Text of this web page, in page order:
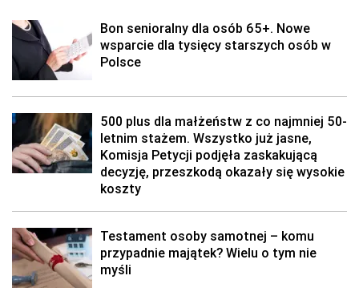
Bon senioralny dla osób 65+. Nowe
wsparcie dla tysięcy starszych osób w
Polsce
500 plus dla małżeństw z co najmniej 50-
letnim stażem. Wszystko już jasne,
Komisja Petycji podjęła zaskakującą
decyzję, przeszkodą okazały się wysokie
koszty
Testament osoby samotnej – komu
przypadnie majątek? Wielu o tym nie
myśli